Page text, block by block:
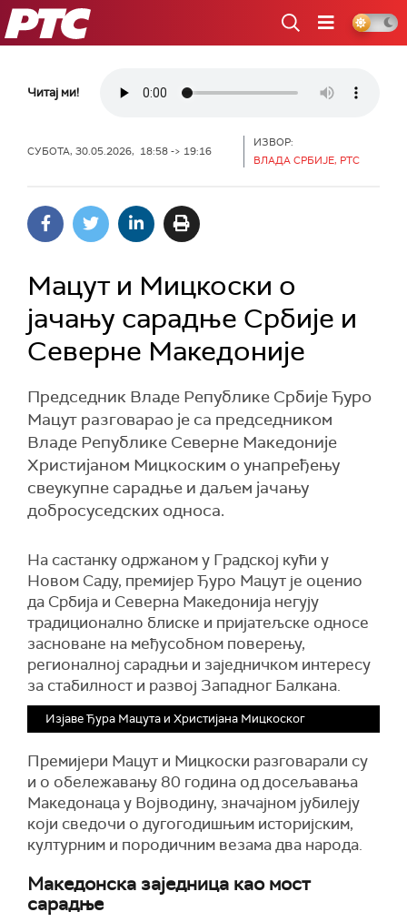
РТС
Читај ми!
СУБОТА, 30.05.2026, 18:58 -> 19:16
ИЗВОР:
ВЛАДА СРБИЈЕ, РТС
Мацут и Мицкоски о
јачању сарадње Србије и
Северне Македоније
Председник Владе Републике Србије Ђуро
Мацут разговарао је са председником
Владе Републике Северне Македоније
Христијаном Мицкоским о унапређењу
свеукупне сарадње и даљем јачању
добросуседских односа.
На састанку одржаном у Градској кући у
Новом Саду, премијер Ђуро Мацут је оценио
да Србија и Северна Македонија негују
традиционално блиске и пријатељске односе
засноване на међусобном поверењу,
регионалној сарадњи и заједничком интересу
за стабилност и развој Западног Балкана.
Изјаве Ђура Мацута и Христијана Мицкоског
Премијери Мацут и Мицкоски разговарали су
и о обележавању 80 година од досељавања
Македонаца у Војводину, значајном јубилеју
који сведочи о дугогодишњим историјским,
културним и породичним везама два народа.
Македонска заједница као мост
сарадње